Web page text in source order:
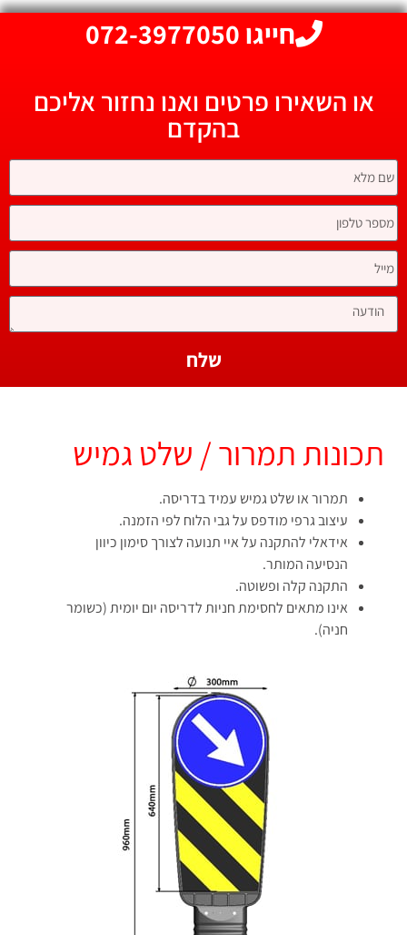
חייגו 072-3977050
או השאירו פרטים ואנו נחזור אליכם
בהקדם
שלח
תכונות תמרור / שלט גמיש
תמרור או שלט גמיש עמיד בדריסה.
עיצוב גרפי מודפס על גבי הלוח לפי הזמנה.
אידאלי להתקנה על איי תנועה לצורך סימון כיוון
הנסיעה המותר.
התקנה קלה ופשוטה.
אינו מתאים לחסימת חניות לדריסה יום יומית (כשומר
חניה).